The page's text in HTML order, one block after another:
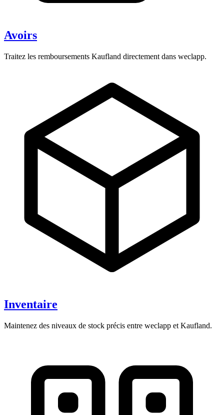
Avoirs
Traitez les remboursements Kaufland directement dans weclapp.
Inventaire
Maintenez des niveaux de stock précis entre weclapp et Kaufland.